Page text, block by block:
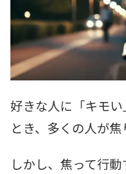
好きな人に「キモ
とき、多くの人が焦
しかし、焦って行